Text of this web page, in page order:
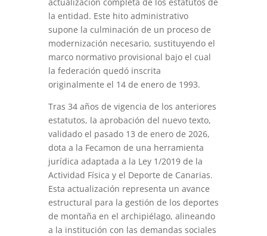
la entidad. Este hito administrativo
supone la culminación de un proceso de
modernización necesario, sustituyendo el
marco normativo provisional bajo el cual
la federación quedó inscrita
originalmente el 14 de enero de 1993.
Tras 34 años de vigencia de los anteriores
estatutos, la aprobación del nuevo texto,
validado el pasado 13 de enero de 2026,
dota a la Fecamon de una herramienta
jurídica adaptada a la Ley 1/2019 de la
Actividad Física y el Deporte de Canarias.
Esta actualización representa un avance
estructural para la gestión de los deportes
de montaña en el archipiélago, alineando
a la institución con las demandas sociales